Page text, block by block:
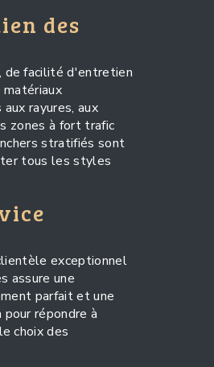
des
de facilité d'entretien
matériaux
rayures, aux
zones à fort trafic
stratifiés sont
tous les styles
exceptionnel
assure une
parfait et une
répondre à
choix des